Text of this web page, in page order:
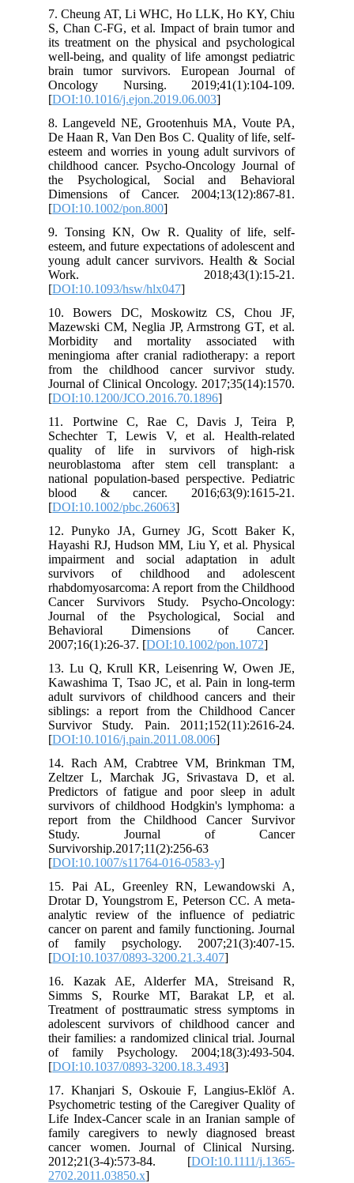
7. Cheung AT, Li WHC, Ho LLK, Ho KY, Chiu
S, Chan C-FG, et al. Impact of brain tumor and
its treatment on the physical and psychological
well-being, and quality of life amongst pediatric
brain tumor survivors. European Journal of
Oncology Nursing. 2019;41(1):104-109.
[DOI:10.1016/j.ejon.2019.06.003
8. Langeveld NE, Grootenhuis MA, Voute PA,
De Haan R, Van Den Bos C. Quality of life, self‐
esteem and worries in young adult survivors of
childhood cancer. Psycho‐Oncology Journal of
the Psychological, Social and Behavioral
Dimensions of Cancer. 2004;13(12):867-81.
[DOI:10.1002/pon.800
9. Tonsing KN, Ow R. Quality of life, self-
esteem, and future expectations of adolescent and
young adult cancer survivors. Health & Social
Work. 2018;43(1):15-21.
[DOI:10.1093/hsw/hlx047
10. Bowers DC, Moskowitz CS, Chou JF,
Mazewski CM, Neglia JP, Armstrong GT, et al.
Morbidity and mortality associated with
meningioma after cranial radiotherapy: a report
from the childhood cancer survivor study.
Journal of Clinical Oncology. 2017;35(14):1570.
[DOI:10.1200/JCO.2016.70.1896
11. Portwine C, Rae C, Davis J, Teira P,
Schechter T, Lewis V, et al. Health‐related
quality of life in survivors of high‐risk
neuroblastoma after stem cell transplant: a
national population‐based perspective. Pediatric
blood & cancer. 2016;63(9):1615-21.
[DOI:10.1002/pbc.26063
12. Punyko JA, Gurney JG, Scott Baker K,
Hayashi RJ, Hudson MM, Liu Y, et al. Physical
impairment and social adaptation in adult
survivors of childhood and adolescent
rhabdomyosarcoma: A report from the Childhood
Cancer Survivors Study. Psycho‐Oncology:
Journal of the Psychological, Social and
Behavioral Dimensions of Cancer.
2007;16(1):26-37. [DOI:10.1002/pon.1072
13. Lu Q, Krull KR, Leisenring W, Owen JE,
Kawashima T, Tsao JC, et al. Pain in long-term
adult survivors of childhood cancers and their
siblings: a report from the Childhood Cancer
Survivor Study. Pain. 2011;152(11):2616-24.
[DOI:10.1016/j.pain.2011.08.006
14. Rach AM, Crabtree VM, Brinkman TM,
Zeltzer L, Marchak JG, Srivastava D, et al.
Predictors of fatigue and poor sleep in adult
survivors of childhood Hodgkin's lymphoma: a
report from the Childhood Cancer Survivor
Study. Journal of Cancer
Survivorship.2017;11(2):256-63
[DOI:10.1007/s11764-016-0583-y
15. Pai AL, Greenley RN, Lewandowski A,
Drotar D, Youngstrom E, Peterson CC. A meta-
analytic review of the influence of pediatric
cancer on parent and family functioning. Journal
of family psychology. 2007;21(3):407-15.
[DOI:10.1037/0893-3200.21.3.407
16. Kazak AE, Alderfer MA, Streisand R,
Simms S, Rourke MT, Barakat LP, et al.
Treatment of posttraumatic stress symptoms in
adolescent survivors of childhood cancer and
their families: a randomized clinical trial. Journal
of family Psychology. 2004;18(3):493-504.
[DOI:10.1037/0893-3200.18.3.493
17. Khanjari S, Oskouie F, Langius‐Eklöf A.
Psychometric testing of the Caregiver Quality of
Life Index‐Cancer scale in an Iranian sample of
family caregivers to newly diagnosed breast
cancer women. Journal of Clinical Nursing.
2012;21(3‐4):573-84. [DOI:10.1111/j.1365-
2702.2011.03850.x